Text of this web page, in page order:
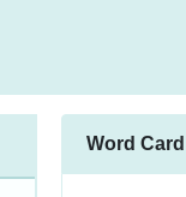
Word Card